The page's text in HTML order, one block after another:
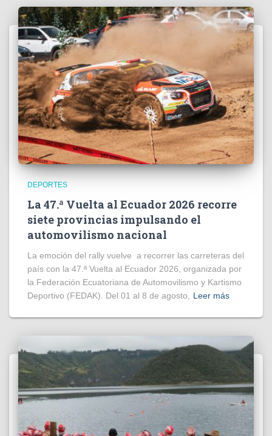
DEPORTES
La 47.ª Vuelta al Ecuador 2026 recorre
siete provincias impulsando el
automovilismo nacional
La emoción del rally vuelve a recorrer las carreteras del
país con la 47.ª Vuelta al Ecuador 2026, organizada por
la Federación Ecuatoriana de Automovilismo y Kartismo
Deportivo (FEDAK). Del 01 al 8 de agosto,
Leer más